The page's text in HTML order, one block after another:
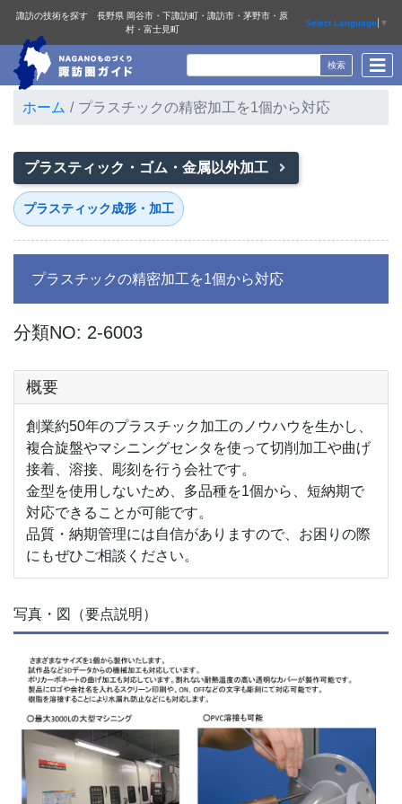
諏訪の技術を探す 長野県 岡谷市・下諏訪町・諏訪市・茅野市・原
村・富士見町
Select Language ▼
ホーム プラスチックの精密加工を1個から対応
プラスティック・ゴム・金属以外加工
プラスティック成形・加工
プラスチックの精密加工を1個から対応
分類NO: 2-6003
概要
創業約50年のプラスチック加工のノウハウを生かし、
複合旋盤やマシニングセンタを使って切削加工や曲げ
接着、溶接、彫刻を行う会社です。
金型を使用しないため、多品種を1個から、短納期で
対応できることが可能です。
品質・納期管理には自信がありますので、お困りの際
にもぜひご相談ください。
写真・図（要点説明）